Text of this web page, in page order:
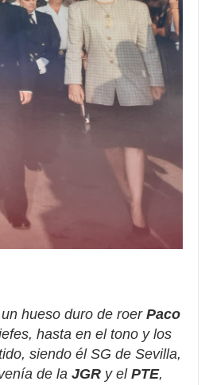
hueso duro de roer Paco
hasta en el tono y los
siendo él SG de Sevilla,
de la JGR y el PTE,